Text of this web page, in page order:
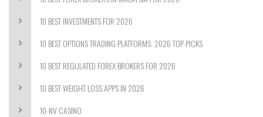
10 BEST INVESTMENTS FOR 2026
10 BEST OPTIONS TRADING PLATFORMS: 2026 TOP PICKS
10 BEST REGULATED FOREX BROKERS FOR 2026
10 BEST WEIGHT LOSS APPS IN 2026
10-NV CASINO